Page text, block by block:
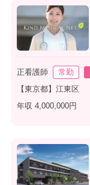
正看護師 常勤
【東京都】江東区
年収 4,000,000円